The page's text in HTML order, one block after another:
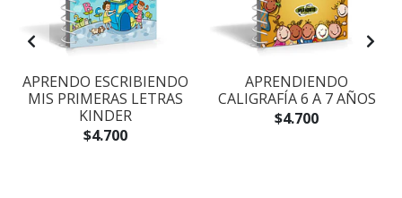
APRENDO ESCRIBIENDO
MIS PRIMERAS LETRAS
KINDER
$4.700
APRENDIENDO
CALIGRAFÍA 6 A 7 AÑOS
$4.700